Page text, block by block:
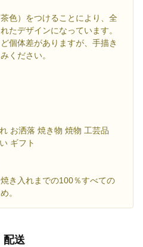
色）をつけることにより、全
たデザインになっています。
個体差がありますが、手描き
ください。
お洒落 焼き物 焼物 工芸品
ギフト
き入れまでの100％すべての
。
配送